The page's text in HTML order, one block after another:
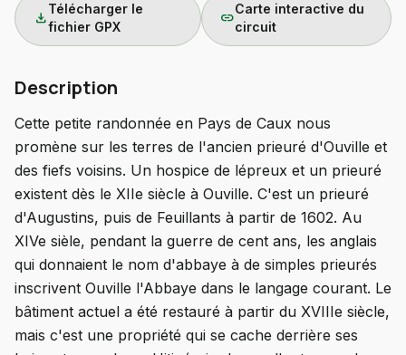
download
Télécharger le
fichier GPX
link
Carte interactive du
circuit
Description
Cette petite randonnée en Pays de Caux nous
promène sur les terres de l'ancien prieuré d'Ouville et
des fiefs voisins. Un hospice de lépreux et un prieuré
existent dès le XIIe siècle à Ouville. C'est un prieuré
d'Augustins, puis de Feuillants à partir de 1602. Au
XIVe sièle, pendant la guerre de cent ans, les anglais
qui donnaient le nom d'abbaye à de simples prieurés
inscrivent Ouville l'Abbaye dans le langage courant. Le
bâtiment actuel a été restauré à partir du XVIIIe siècle,
mais c'est une propriété qui se cache derrière ses